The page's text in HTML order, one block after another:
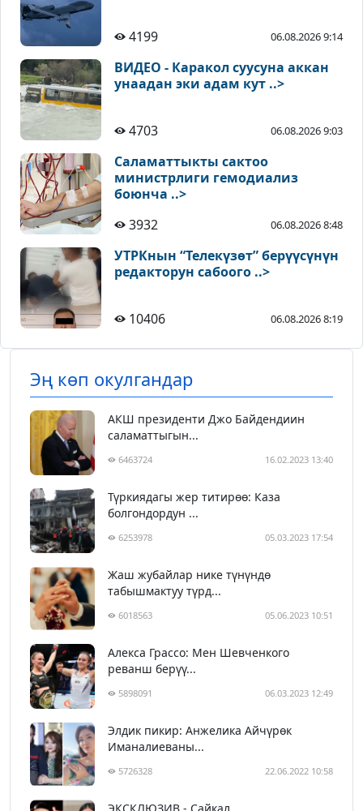
4199 06.08.2026 9:14
ВИДЕО - Каракол суусуна аккан
унаадан эки адам кут ..>
4703 06.08.2026 9:03
Саламаттыкты сактоо
министрлиги гемодиализ
боюнча ..>
3932
06.08.2026 8:48
УТРКнын “Телекүзөт” берүүсүнүн
редакторун сабоого ..>
10406 06.08.2026 8:19
Эң көп окулгандар
АКШ президенти Джо Байдендиин
саламаттыгын...
6463724 16.02.2023 13:40
Түркиядагы жер титирөө: Каза
болгондордун ...
6253978 05.03.2023 17:54
Жаш жубайлар нике түнүндө
табышмактуу түрд...
6018563 05.06.2023 10:51
Алекса Грассо: Мен Шевченкого
реванш берүү...
5898091 06.03.2023 12:49
Элдик пикир: Анжелика Айчүрөк
Иманалиеваны...
5726328 22.06.2022 10:58